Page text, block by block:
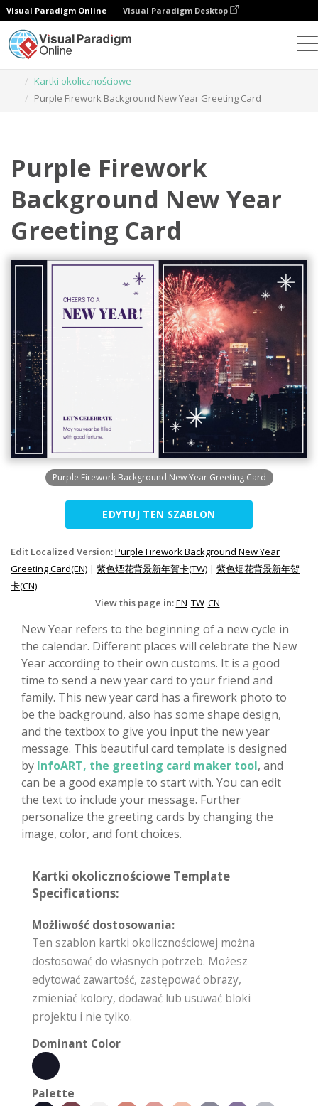
Visual Paradigm Online Visual Paradigm Desktop
Kartki okolicznościowe
Purple Firework Background New Year Greeting Card
Purple Firework
Background New Year
Greeting Card
Purple Firework Background New Year Greeting Card
EDYTUJ TEN SZABLON
Edit Localized Version:Purple Firework Background New Year
Greeting Card(EN) | 紫色煙花背景新年賀卡(TW) | 紫色烟花背景新年贺
卡(CN)
View this page in:EN TW CN
New Year refers to the beginning of a new cycle in
the calendar. Different places will celebrate the New
Year according to their own customs. It is a good
time to send a new year card to your friend and
family. This new year card has a firework photo to
be the background, also has some shape design,
and the textbox to give you input the new year
message. This beautiful card template is designed
by InfoART, the greeting card maker tool, and
can be a good example to start with. You can edit
the text to include your message. Further
personalize the greeting cards by changing the
image, color, and font choices.
Kartki okolicznościowe Template
Specifications:
Możliwość dostosowania:
Ten szablon kartki okolicznościowej można
dostosować do własnych potrzeb. Możesz
edytować zawartość, zastępować obrazy,
zmieniać kolory, dodawać lub usuwać bloki
projektu i nie tylko.
Dominant Color
Palette